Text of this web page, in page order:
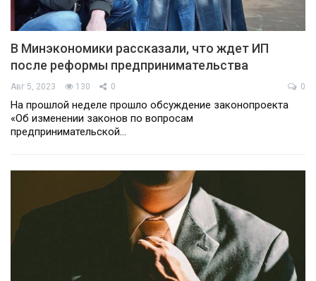
В Минэкономики рассказали, что ждет ИП
после реформы предпринимательства
Авг 5, 2023 130 0 0
На прошлой неделе прошло обсуждение законопроекта
«Об изменении законов по вопросам
предпринимательской…